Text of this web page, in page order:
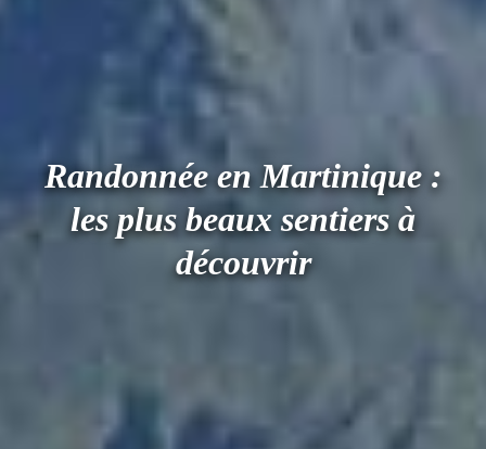
Randonnée en Martinique :
les plus beaux sentiers à
découvrir